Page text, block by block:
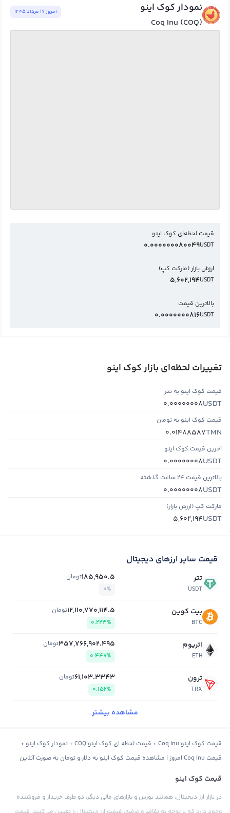
نمودار کوک اینو
Coq Inu (COQ)
امروز ١٧ مرداد ١٤٠٥
قیمت لحظه‌ای کوک اینو
USDT
0.000000080049
ارزش بازار (مارکت کپ)
USDT
5,602,194
بالاترین قیمت
USDT
0.0000000816
تغییرات لحظه‌ای بازار کوک اینو
قیمت کوک اینو به تتر
USDT
0.00000008
قیمت کوک اینو به تومان
TMN
0.01488587
آخرین قیمت کوک اینو
USDT
0.00000008
بالاترین قیمت ۲۴ ساعت گذشته
USDT
0.00000008
مارکت کپ (ارزش بازار)
USDT
5,602,194
قیمت سایر ارزهای دیجیتال
تتر
USDT
185,950.5تومان
0%
بیت کوین
BTC
12,110,770,114.5تومان
0.223%
اتریوم
ETH
357,766,902.495تومان
0.447%
ترون
TRX
61,103.3343تومان
0.152%
مشاهده بیشتر
قیمت کوک اینو Coq Inu + قیمت لحظه ای کوک اینو COQ + نمودار کوک اینو +
قیمت Coq Inu امروز | مشاهده قیمت کوک اینو به دلار و تومان به صورت آنلاین
قیمت کوک اینو
در بازار ارز دیجیتال، همانند بورس و بازارهای مالی دیگر، دو طرف خریدار و فروشنده